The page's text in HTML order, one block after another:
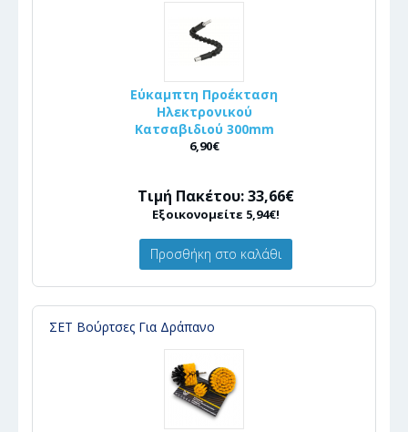
Εύκαμπτη Προέκταση
Ηλεκτρονικού
Κατσαβιδιού 300mm
6,90€
Τιμή Πακέτου: 33,66€
Εξοικονομείτε 5,94€!
Προσθήκη στο καλάθι
ΣΕΤ Βούρτσες Για Δράπανο